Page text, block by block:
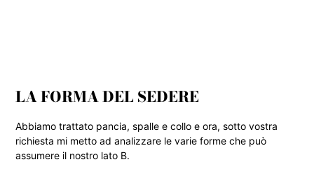
LA FORMA DEL SEDERE
Abbiamo trattato pancia, spalle e collo e ora, sotto vostra
richiesta mi metto ad analizzare le varie forme che può
assumere il nostro lato B.